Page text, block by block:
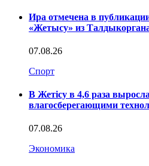
Ира отмечена в
«Жетысу» из
07.08.26
Спорт
В Жетісу в 4,6 раза
влагосберегающими
07.08.26
Экономика